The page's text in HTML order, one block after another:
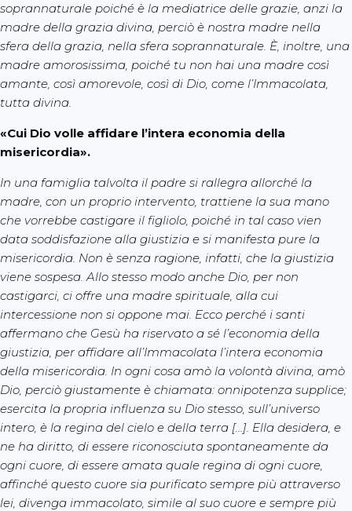
soprannaturale poiché è la mediatrice delle grazie, anzi la
madre della grazia divina, perciò è nostra madre nella
sfera della grazia, nella sfera soprannaturale. È, inoltre, una
madre amorosissima, poiché tu non hai una madre così
amante, così amorevole, così di Dio, come l’Immacolata,
tutta divina.
«Cui Dio volle affidare l’intera economia della
misericordia».
In una famiglia talvolta il padre si rallegra allorché la
madre, con un proprio intervento, trattiene la sua mano
che vorrebbe castigare il figliolo, poiché in tal caso vien
data soddisfazione alla giustizia e si manifesta pure la
misericordia. Non è senza ragione, infatti, che la giustizia
viene sospesa. Allo stesso modo anche Dio, per non
castigarci, ci offre una madre spirituale, alla cui
intercessione non si oppone mai. Ecco perché i santi
affermano che Gesù ha riservato a sé l’economia della
giustizia, per affidare all’Immacolata l’intera economia
della misericordia. In ogni cosa amò la volontà divina, amò
Dio, perciò giustamente è chiamata: onnipotenza supplice;
esercita la propria influenza su Dio stesso, sull’universo
intero, è la regina del cielo e della terra […]. Ella desidera, e
ne ha diritto, di essere riconosciuta spontaneamente da
ogni cuore, di essere amata quale regina di ogni cuore,
affinché questo cuore sia purificato sempre più attraverso
lei, divenga immacolato, simile al suo cuore e sempre più